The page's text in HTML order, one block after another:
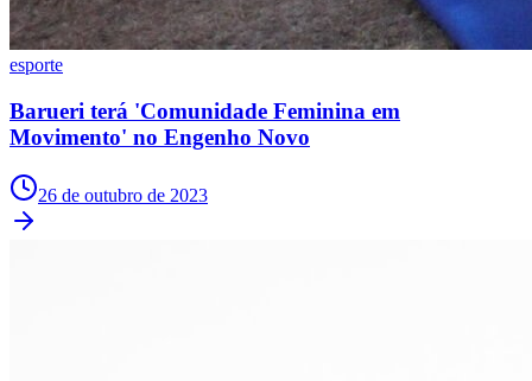
Cruzeiro
esporte
Barueri terá 'Comunidade Feminina em
Movimento' no Engenho Novo
26 de outubro de 2023